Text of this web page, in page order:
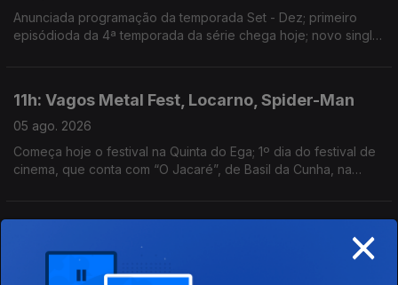
Anunciada programação da temporada Set - Dez; primeiro
episódioda da 4ª temporada da série chega hoje; novo single:
11h: Vagos Metal Fest, Locarno, Spider-Man
05 ago. 2026
Começa hoje o festival na Quinta do Ega; 1º dia do festival de
cinema, que conta com “O Jacaré”, de Basil da Cunha, na
14h: Sam Fender & Olivia Dean; Cartografias;
Traça
04 ago. 2026
×